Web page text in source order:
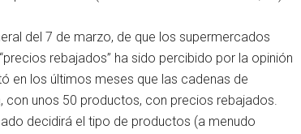
del 7 de marzo, de que los supermercados
rebajados” ha sido percibido por la opinión
en los últimos meses que las cadenas de
unos 50 productos, con precios rebajados.
decidirá el tipo de productos (a menudo